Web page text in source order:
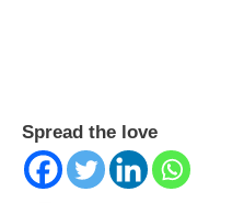
Spread the love